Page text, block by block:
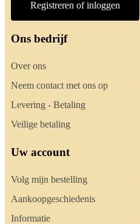
Registreren of inloggen
Ons bedrijf
Over ons
Neem contact met ons op
Levering - Betaling
Veilige betaling
Uw account
Volg mijn bestelling
Aankoopgeschiedenis
Informatie